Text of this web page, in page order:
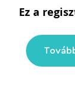
Ez a